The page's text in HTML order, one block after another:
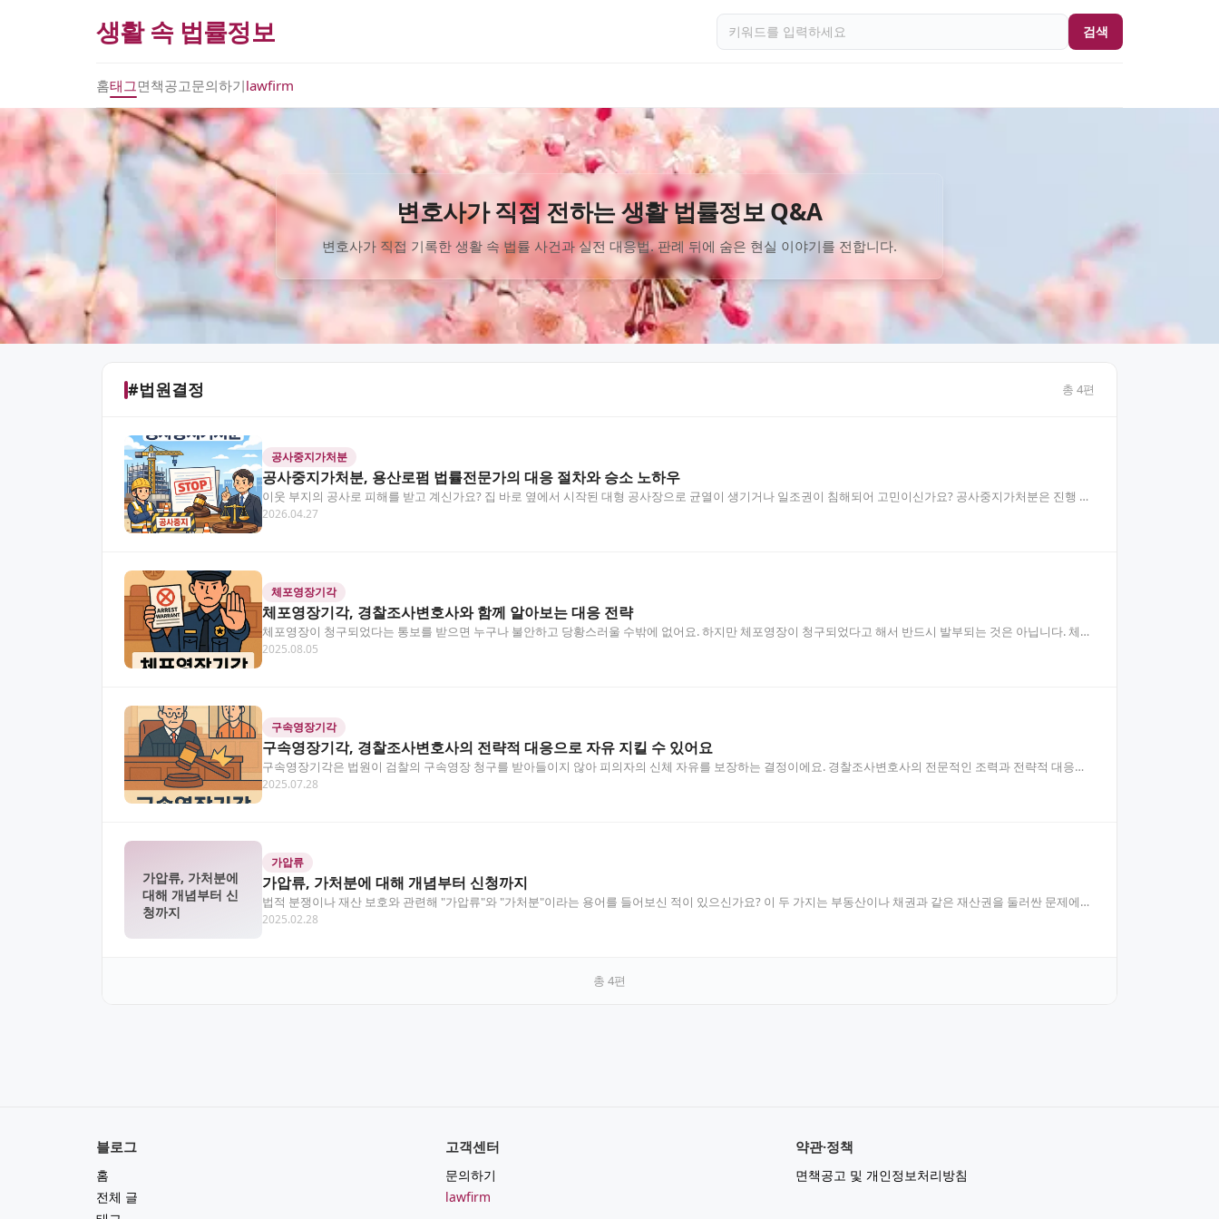
생활 속 법률정보 검색
홈태그면책공고문의하기lawfirm
변호사가 직접 전하는 생활 법률정보 Q&A
변호사가 직접 기록한 생활 속 법률 사건과 실전 대응법. 판례 뒤에 숨은 현실 이야기를 전합니다.
#법원결정 총 4편
공사중지가처분
공사중지가처분, 용산로펌 법률전문가의 대응 절차와 승소 노하우
이웃 부지의 공사로 피해를 받고 계신가요? 집 바로 옆에서 시작된 대형 공사장으로 균열이 생기거나 일조권이 침해되어 고민이신가요? 공사중지가처분은 진행 중
인 건축공사나 개발 사업으…
2026.04.27
체포영장기각
체포영장기각, 경찰조사변호사와 함께 알아보는 대응 전략
체포영장이 청구되었다는 통보를 받으면 누구나 불안하고 당황스러울 수밖에 없어요. 하지만 체포영장이 청구되었다고 해서 반드시 발부되는 것은 아닙니다. 체포
영장기각을 위한 효과적인 대…
2025.08.05
구속영장기각
구속영장기각, 경찰조사변호사의 전략적 대응으로 자유 지킬 수 있어요
구속영장기각은 법원이 검찰의 구속영장 청구를 받아들이지 않아 피의자의 신체 자유를 보장하는 결정이에요. 경찰조사변호사의 전문적인 조력과 전략적 대응으
로 영장 기각 가능성을 높일 수…
2025.07.28
가압류, 가처분에
대해 개념부터 신
청까지
가압류
가압류, 가처분에 대해 개념부터 신청까지
법적 분쟁이나 재산 보호와 관련해 "가압류"와 "가처분"이라는 용어를 들어보신 적이 있으신가요? 이 두 가지는 부동산이나 채권과 같은 재산권을 둘러싼 문제에서
자주 등장하는 법적…
2025.02.28
총 4편
블로그
홈
전체 글
고객센터
문의하기
lawfirm
약관·정책
면책공고 및 개인정보처리방침